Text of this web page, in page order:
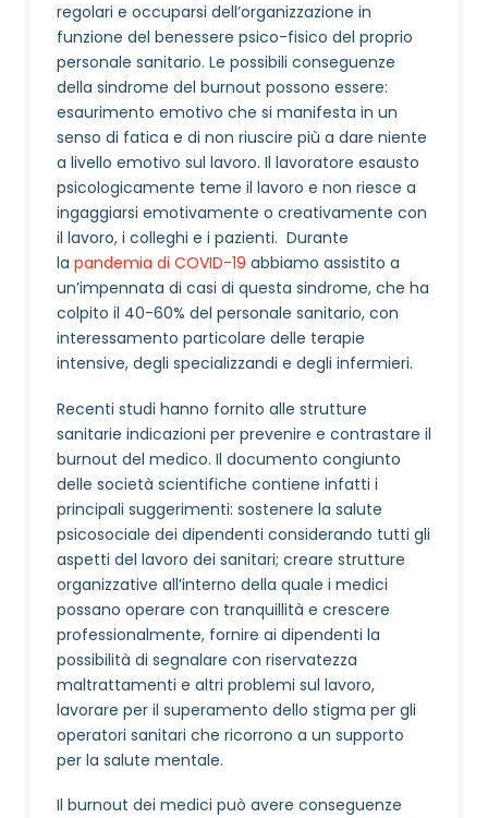
regolari e occuparsi dell’organizzazione in
funzione del benessere psico-fisico del proprio
personale sanitario. Le possibili conseguenze
della sindrome del burnout possono essere:
esaurimento emotivo che si manifesta in un
senso di fatica e di non riuscire più a dare niente
a livello emotivo sul lavoro. Il lavoratore esausto
psicologicamente teme il lavoro e non riesce a
ingaggiarsi emotivamente o creativamente con
il lavoro, i colleghi e i pazienti. Durante
la pandemia di COVID-19 abbiamo assistito a
un’impennata di casi di questa sindrome, che ha
colpito il 40-60% del personale sanitario, con
interessamento particolare delle terapie
intensive, degli specializzandi e degli infermieri.
Recenti studi hanno fornito alle strutture
sanitarie indicazioni per prevenire e contrastare il
burnout del medico. Il documento congiunto
delle società scientifiche contiene infatti i
principali suggerimenti: sostenere la salute
psicosociale dei dipendenti considerando tutti gli
aspetti del lavoro dei sanitari; creare strutture
organizzative all’interno della quale i medici
possano operare con tranquillità e crescere
professionalmente, fornire ai dipendenti la
possibilità di segnalare con riservatezza
maltrattamenti e altri problemi sul lavoro,
lavorare per il superamento dello stigma per gli
operatori sanitari che ricorrono a un supporto
per la salute mentale.
Il burnout dei medici può avere conseguenze